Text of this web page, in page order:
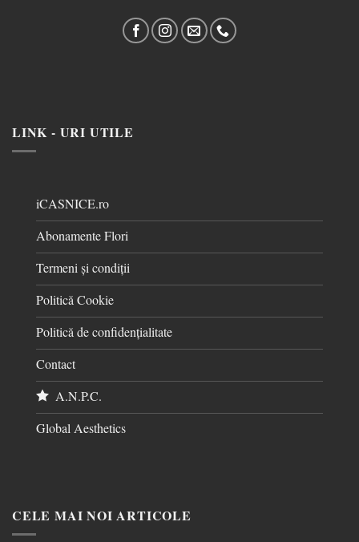
LINK - URI UTILE
iCASNICE.ro
Abonamente Flori
Termeni și condiții
Politică Cookie
Politică de confidențialitate
Contact
A.N.P.C.
Global Aesthetics
CELE MAI NOI ARTICOLE